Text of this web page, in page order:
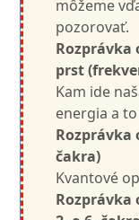
môžeme
pozorovať.
Rozprávka
prst
Kam ide
energia a
Rozprávka
čakra)
Kvantové
Rozprávka